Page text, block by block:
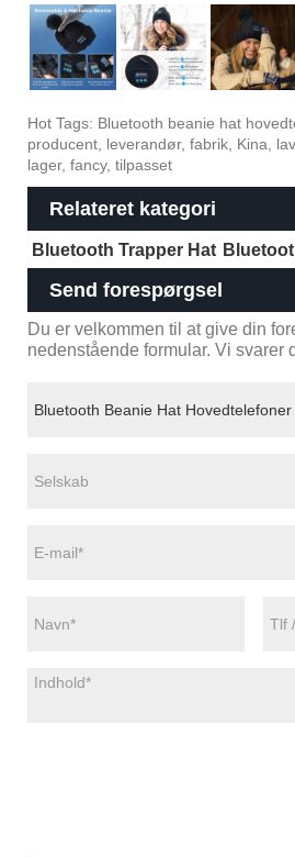
Hot Tags: Bluetooth beanie hat
producent, leverandør, fabrik, Kina,
lager, fancy, tilpasset
Relateret kategori
Bluetooth Trapper Hat
Send forespørgsel
Du er velkommen til at give din
nedenstående formular. Vi svarer